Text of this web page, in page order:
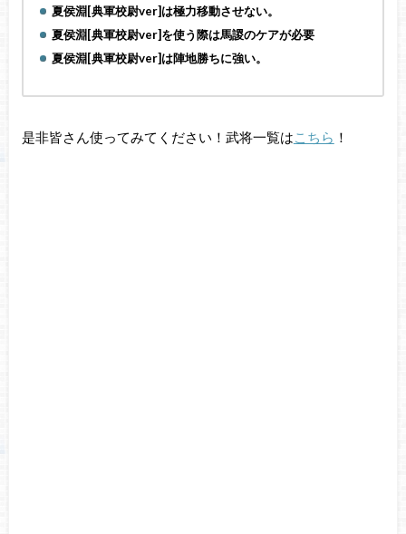
夏侯淵[典軍校尉ver]は極力移動させない。
夏侯淵[典軍校尉ver]を使う際は馬謖のケアが必要
夏侯淵[典軍校尉ver]は陣地勝ちに強い。
是非皆さん使ってみてください！武将一覧はこちら ！